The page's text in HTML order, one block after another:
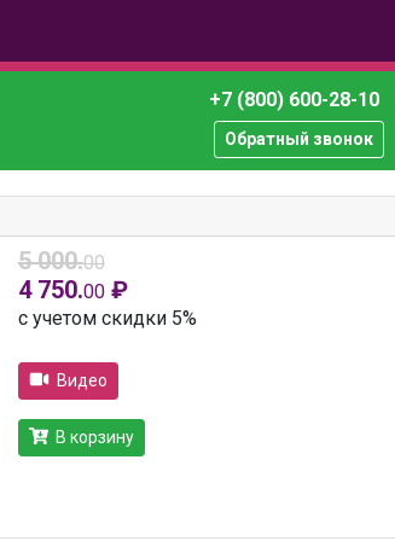
+7 (800) 600-28-10
Обратный звонок
5 000.00
4 750.00₽
с учетом скидки 5%
Видео
В корзину